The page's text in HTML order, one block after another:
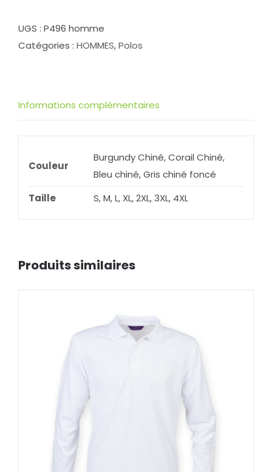
Polyester
BirdyEyes
UGS : P496 homme
Catégories : HOMMES,Polos
Informations complémentaires
Couleur
Burgundy Chiné, Corail Chiné,
Bleu chiné, Gris chiné foncé
Taille
S, M, L, XL, 2XL, 3XL, 4XL
Produits similaires